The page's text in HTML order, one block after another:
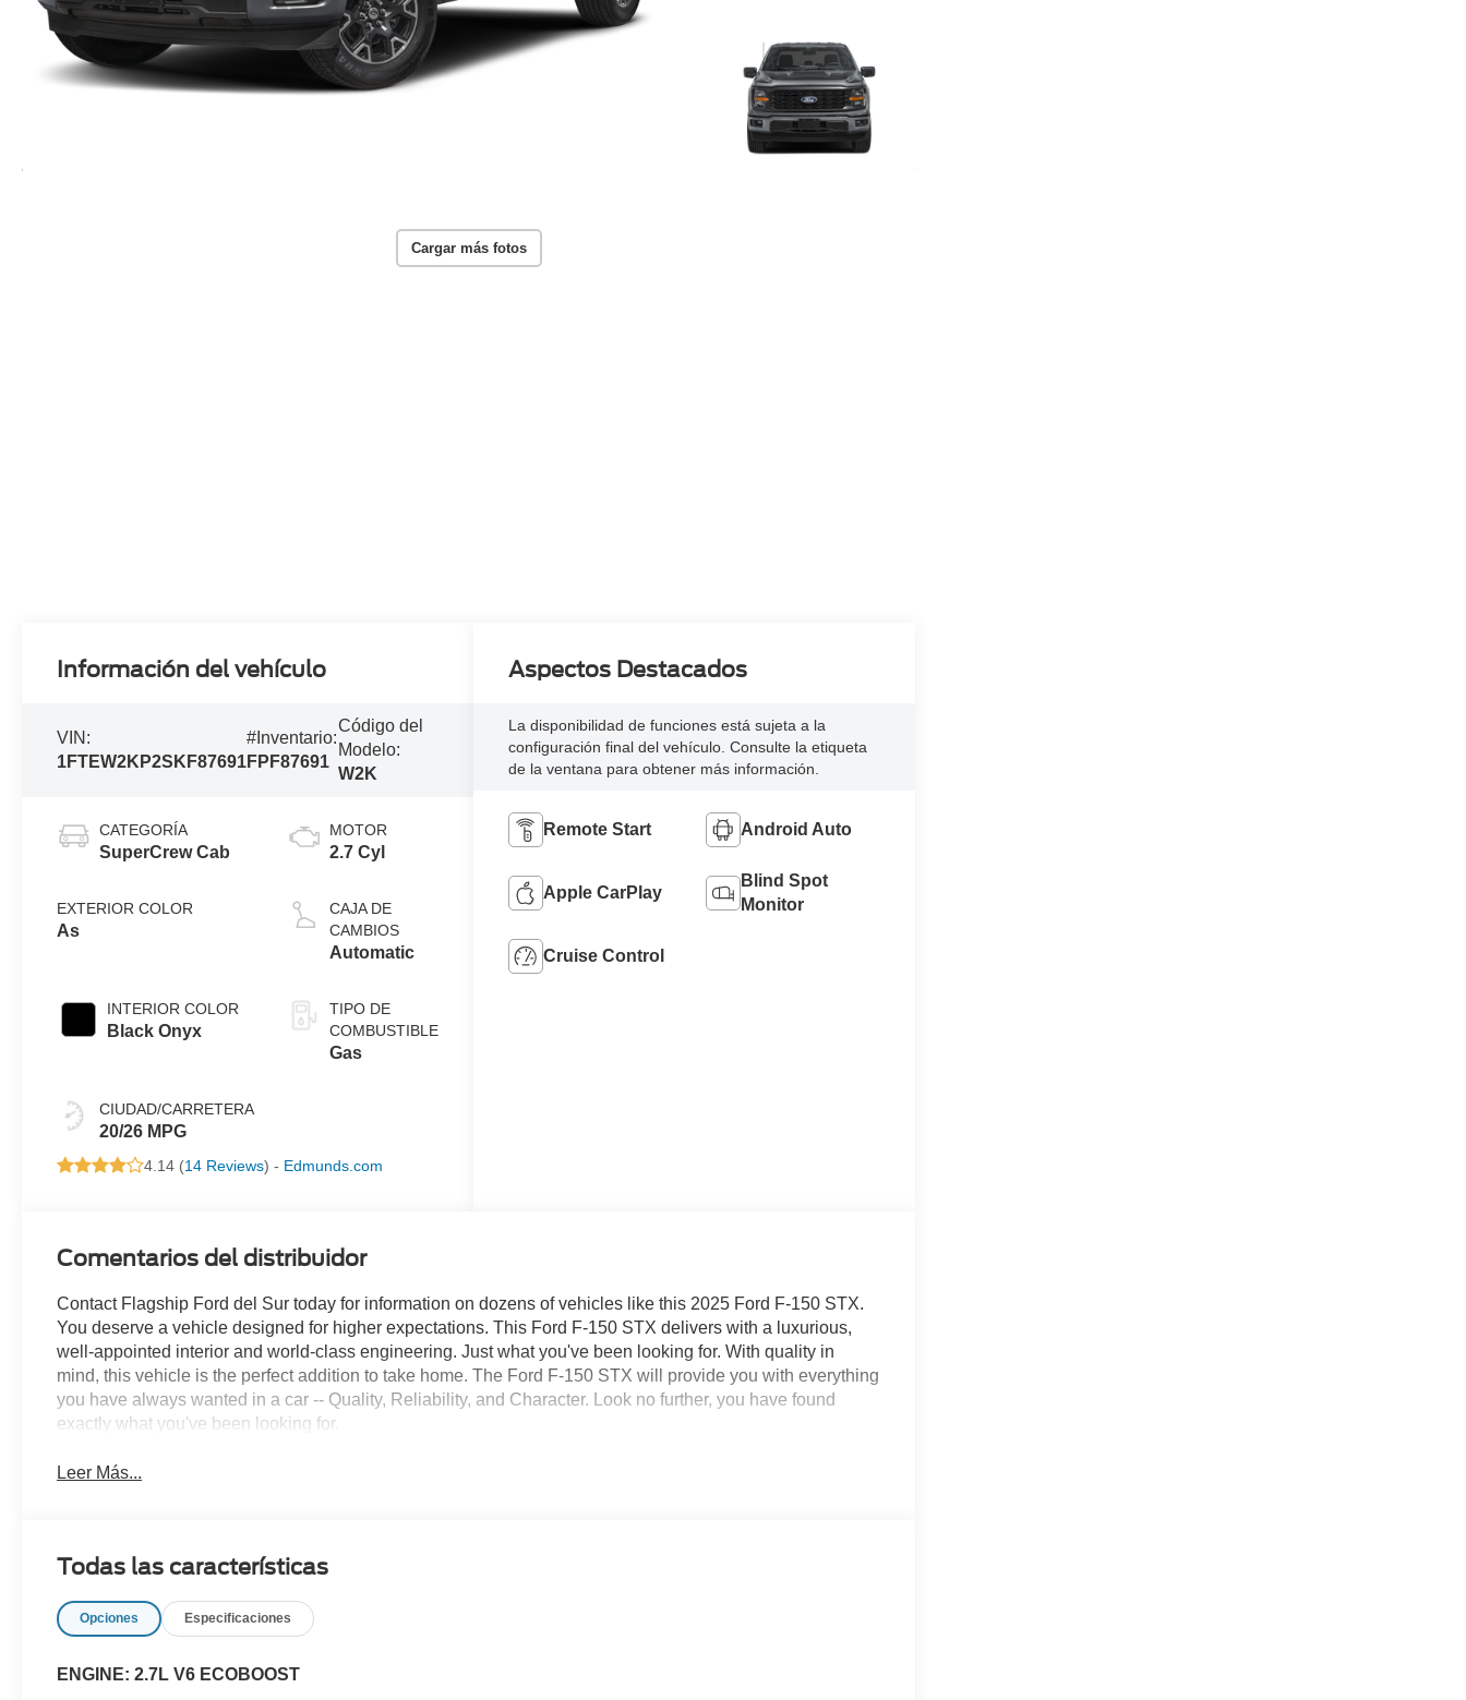
Cargar más fotos
Información del vehículo
VIN:
1FTEW2KP2SKF87691
#Inventario:
FPF87691
Código del
Modelo:
W2K
CATEGORÍA
SuperCrew Cab
EXTERIOR COLOR
As
INTERIOR COLOR
Black Onyx
CIUDAD/CARRETERA
20/26 MPG
MOTOR
2.7 Cyl
CAJA DE
CAMBIOS
Automatic
TIPO DE
COMBUSTIBLE
Gas
4.14 (14 Reviews) - Edmunds.com
Aspectos Destacados
La disponibilidad de funciones está sujeta a la
configuración final del vehículo. Consulte la etiqueta
de la ventana para obtener más información.
Remote Start Android Auto
Apple CarPlay
Blind Spot
Monitor
Cruise Control
Comentarios del distribuidor
Contact Flagship Ford del Sur today for information on dozens of vehicles like this 2025 Ford F-150 STX.
You deserve a vehicle designed for higher expectations. This Ford F-150 STX delivers with a luxurious,
well-appointed interior and world-class engineering. Just what you've been looking for. With quality in
mind, this vehicle is the perfect addition to take home. The Ford F-150 STX will provide you with everything
you have always wanted in a car -- Quality, Reliability, and Character. Look no further, you have found
exactly what you've been looking for.
Leer Más...
Todas las características
Opciones Especificaciones
ENGINE: 2.7L V6 ECOBOOST